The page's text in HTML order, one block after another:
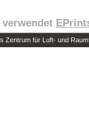
für Luft- und